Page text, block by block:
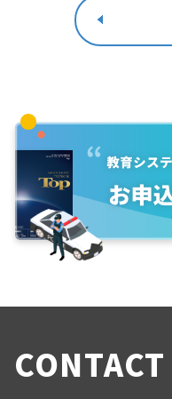
CONTACT